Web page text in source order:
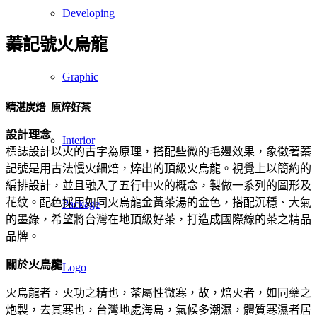
Developing
Graphic
Interior
Package
Logo
蓁記號火烏龍
精湛炭焙 原焠好茶
設計理念
標誌設計以火的古字為原理，搭配些微的毛邊效果，象徵著蓁
記號是用古法慢火細焙，焠出的頂級火烏龍。視覺上以簡約的
編排設計，並且融入了五行中火的概念，製做一系列的圖形及
花紋。配色採用如同火烏龍金黃茶湯的金色，搭配沉穩、大氣
的墨綠，希望將台灣在地頂級好茶，打造成國際線的茶之精品
品牌。
關於火烏龍
火烏龍者，火功之精也，茶屬性微寒，故，焙火者，如同藥之
炮製，去其寒也，台灣地處海島，氣候多潮濕，體質寒濕者居